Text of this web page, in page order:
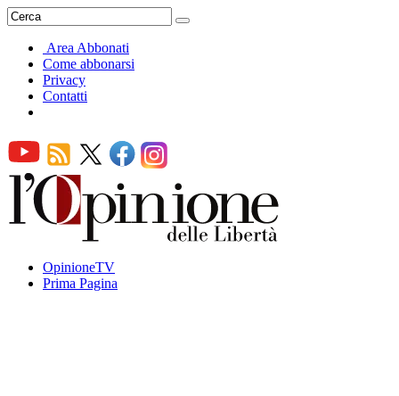
Area Abbonati
Come abbonarsi
Privacy
Contatti
OpinioneTV
Prima Pagina